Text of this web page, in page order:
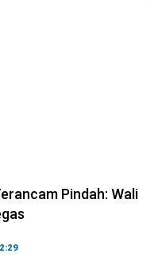
Pindah: Wali